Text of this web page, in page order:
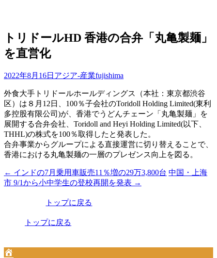
可トリドールHD 香港の合弁「丸亀製麺」
を直営化
2022年8月16日 アジア-産業fujishima
外食大手トリドールホールディングス（本社：東京都渋谷
区）は８月12日、100％子会社のToridoll Holding Limited(東利
多控股有限公司)が、香港でうどんチェーン「丸亀製麺」を
展開する合弁会社、Toridoll and Heyi Holding Limited(以下、
THHL)の株式を100％取得したと発表した。
合弁事業からグループによる直接運営に切り替えることで、
香港における丸亀製麺の一層のプレゼンス向上を図る。
投
稿
ー
← インドの7月乗用車販売11％増の29万3,800台 中国・上海
市 9/1から小中学生の登校再開を発表 →
トップに戻る
トップに戻る